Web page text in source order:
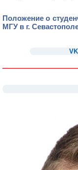
Положение о
МГУ в г.